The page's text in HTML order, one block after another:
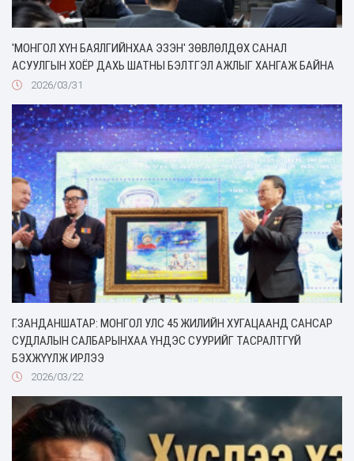
'МОНГОЛ ХҮН БАЯЛГИЙНХАА ЭЗЭН' ЗӨВЛӨЛДӨХ САНАЛ
АСУУЛГЫН ХОЁР ДАХЬ ШАТНЫ БЭЛТГЭЛ АЖЛЫГ ХАНГАЖ БАЙНА
2026/03/31
Г.ЗАНДАНШАТАР: МОНГОЛ УЛС 45 ЖИЛИЙН ХУГАЦААНД САНСАР
СУДЛАЛЫН САЛБАРЫНХАА ҮНДЭС СУУРИЙГ ТАСРАЛТГҮЙ
БЭХЖҮҮЛЖ ИРЛЭЭ
2026/03/22